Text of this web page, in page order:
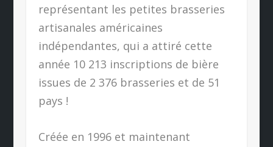
représentant les petites brasseries
artisanales américaines
indépendantes, qui a attiré cette
année 10 213 inscriptions de bière
issues de 2 376 brasseries et de 51
pays !
Créée en 1996 et maintenant